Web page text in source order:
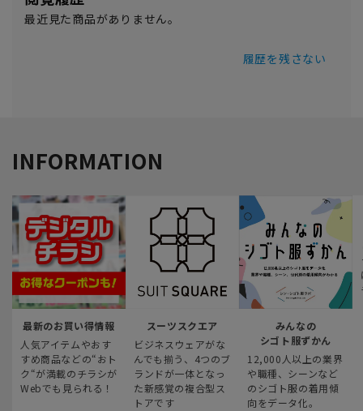
最近見た商品がありません。
履歴を残さない
INFORMATION
最新のお買い得情報
人気アイテムやおす
すめ商品などの“おト
ク“が満載のチラシが
Webでも見られる！
スーツスクエア
ビジネスウェアがな
んでも揃う、4つのブ
ランドが一体となっ
た新感覚の複合型ス
トアです
みんなの
シゴト服ずかん
12,000人以上の業界
や職種、シーンなど
のシゴト服の着用傾
向をデータ化。